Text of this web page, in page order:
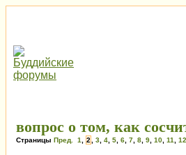
вопрос о том, как
Страницы Пред. 1 2 3 4 5 6 7 8 9 10 11 12